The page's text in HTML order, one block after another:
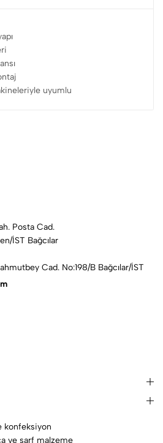
uyumlu
Posta Cad.
İST Bağcılar
Cad. No:198/B Bağcılar/İST
konfeksiyon
ve sarf malzeme